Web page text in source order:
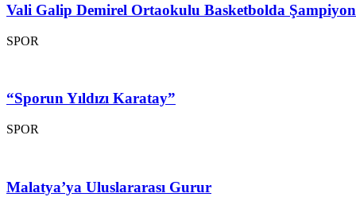
Vali Galip Demirel Ortaokulu Basketbolda
SPOR
“Sporun Yıldızı Karatay”
SPOR
Malatya’ya Uluslararası Gurur